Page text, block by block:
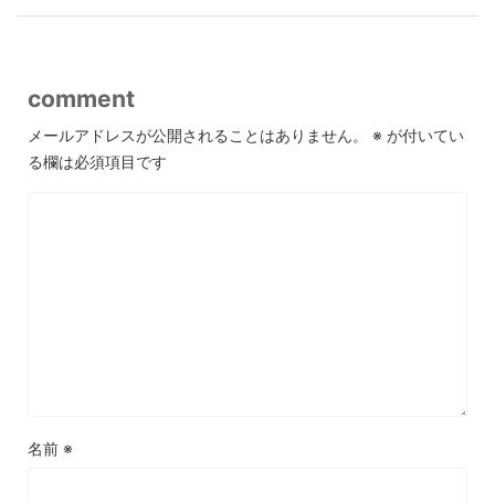
comment
メールアドレスが公開されることはありません。 ※ が付いてい
る欄は必須項目です
名前 ※